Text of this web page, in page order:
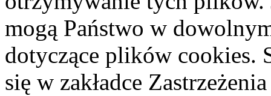
mogą Państwo w
dotyczące plików cookies.
się w zakładce